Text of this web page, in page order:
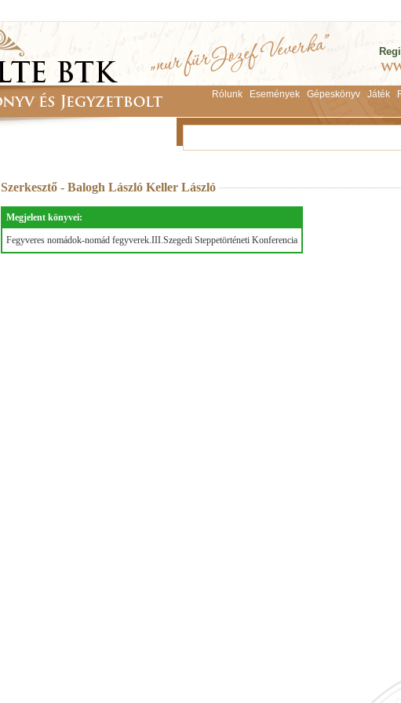
Rólunk Események Gépeskönyv Játék
Szerkesztő - Balogh László Keller László
Megjelent könyvei:
Fegyveres nomádok-nomád fegyverek.III.Szegedi Steppetörténeti Konferencia